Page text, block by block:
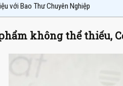
với Bao Thư Chuyên Nghiệp
không thể thiếu,